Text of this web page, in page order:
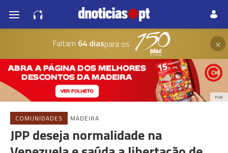
Faltam 64 diaspara os ×
PUB
COMUNIDADES MADEIRA
JPP deseja normalidade na